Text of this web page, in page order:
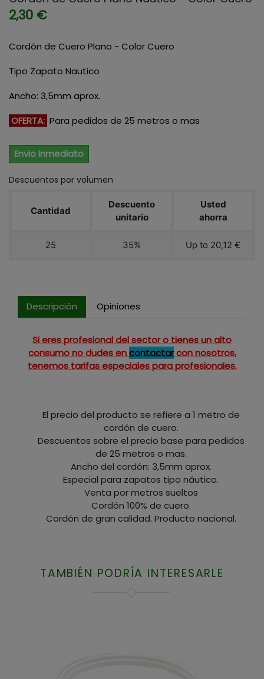
2,30 €
Cordón de Cuero Plano - Color Cuero
Tipo Zapato Nautico
Ancho: 3,5mm aprox.
OFERTA: Para pedidos de 25 metros o mas
Envio Inmediato
Descuentos por volumen
Cantidad
Descuento
unitario
Usted
ahorra
25 35% Up to 20,12 €
Descripción Opiniones
Si eres profesional del sector o tienes un alto
consumo no dudes encontactarcon nosotros,
tenemos tarifas especiales para profesionales.
El precio del producto se refiere a 1 metro de
cordón de cuero.
Descuentos sobre el precio base para pedidos
de 25 metros o mas.
Ancho del cordón: 3,5mm aprox.
Especial para zapatos tipo náutico.
Venta por metros sueltos
Cordón 100% de cuero.
Cordón de gran calidad. Producto nacional.
TAMBIÉN PODRÍA INTERESARLE